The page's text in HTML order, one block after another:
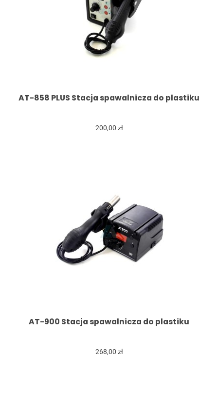
AT-858 PLUS Stacja spawalnicza do plastiku
200,00 zł
AT-900 Stacja spawalnicza do plastiku
268,00 zł